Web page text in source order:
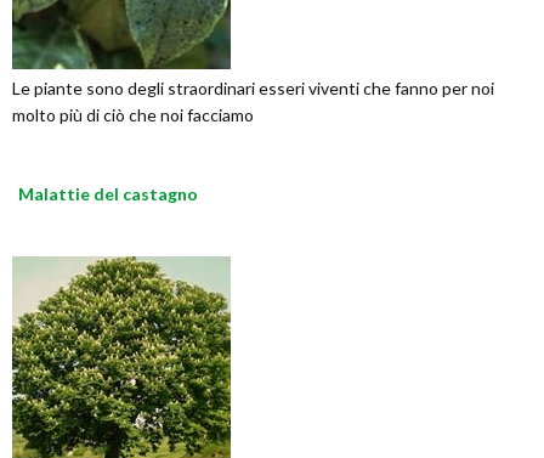
Le piante sono degli straordinari esseri viventi che fanno per noi
molto più di ciò che noi facciamo
Malattie del castagno